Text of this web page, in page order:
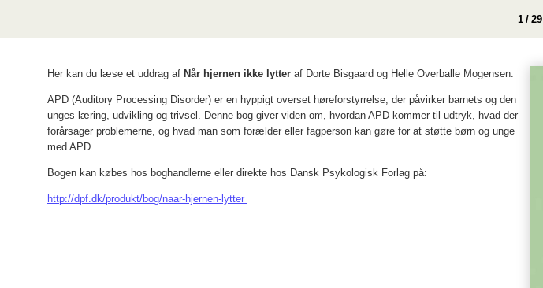
1 / 29
Her kan du læse et uddrag af Når hjernen ikke lytter af Dorte Bisgaard og Helle Overballe Mogensen.
APD (Auditory Processing Disorder) er en hyppigt overset høreforstyrrelse, der påvirker barnets og den
unges læring, udvikling og trivsel. Denne bog giver viden om, hvordan APD kommer til udtryk, hvad der
forårsager problemerne, og hvad man som forælder eller fagperson kan gøre for at støtte børn og unge
med APD.
Bogen kan købes hos boghandlerne eller direkte hos Dansk Psykologisk Forlag på:
http://dpf.dk/produkt/bog/naar-hjernen-lytter